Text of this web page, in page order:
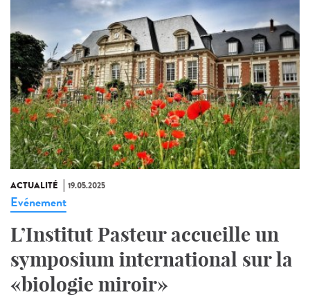
ACTUALITÉ 19.05.2025
Evénement
L’Institut Pasteur accueille un
symposium international sur la
«biologie miroir»